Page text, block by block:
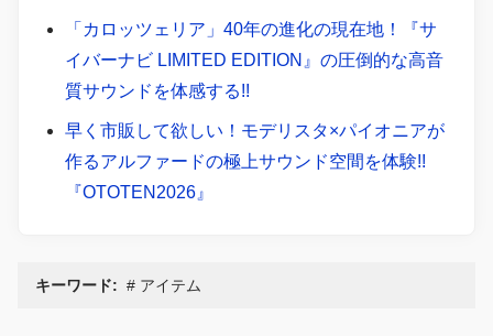
「カロッツェリア」40年の進化の現在地！『サ
イバーナビ LIMITED EDITION』の圧倒的な高音
質サウンドを体感する!!
早く市販して欲しい！モデリスタ×パイオニアが
作るアルファードの極上サウンド空間を体験!!
『OTOTEN2026』
キーワード: アイテム